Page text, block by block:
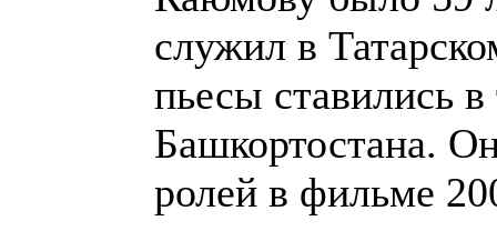
служил в
пьесы ставились в
Башкортостана.
ролей в фильме